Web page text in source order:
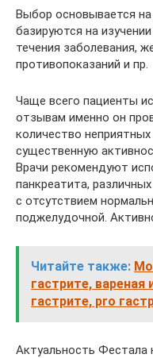
Выбор основывается
базируются на
течения заболевания,
противопоказаний и пр.
Чаще всего пациенты
отзывам именно он
количество
существенную
Врачи рекомендуют
панкреатита,
с отсутствием
поджелудочной.
Читайте также:
гастрите, вареная
гастрите, pro
Актуальность Фестала